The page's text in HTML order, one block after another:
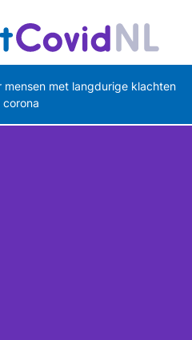
met langdurige klachten
corona